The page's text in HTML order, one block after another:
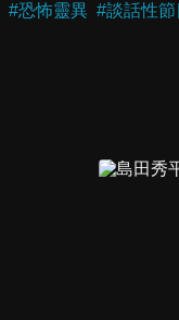
#恐怖靈異 #談話性節